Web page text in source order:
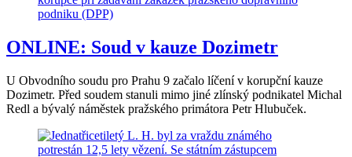
ONLINE: Soud v kauze Dozimetr
U Obvodního soudu pro Prahu 9 začalo líčení v korupční kauze
Dozimetr. Před soudem stanuli mimo jiné zlínský podnikatel Michal
Redl a bývalý náměstek pražského primátora Petr Hlubuček.